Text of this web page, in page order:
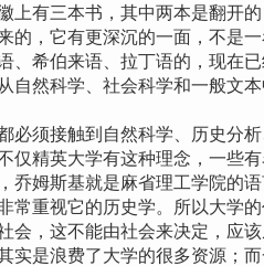
上有三本书，其中两本是翻开
的，它有更深沉的一面，不是
、希伯来语、拉丁语的，现在
自然科学、社会科学和一般文
须接触到自然科学、历史分析
仅精英大学有这种理念，一些
乔姆斯基就是麻省理工学院的
常重视它的历史学。所以大学
会，这不能由社会来决定，应
实是浪费了大学的很多资源；